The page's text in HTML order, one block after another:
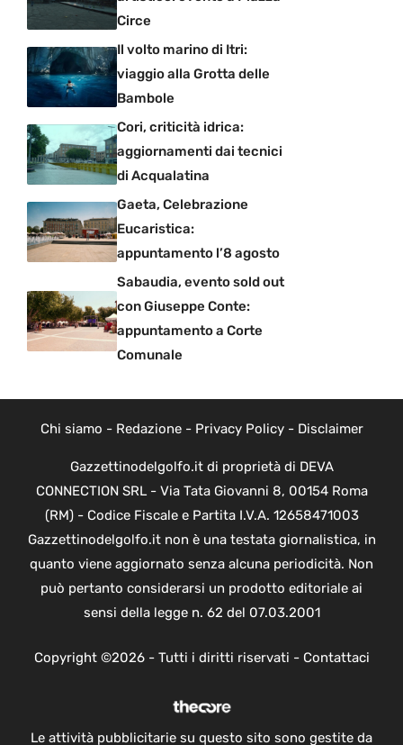
Circe
Il volto marino di Itri:
viaggio alla Grotta delle
Bambole
Cori, criticità idrica:
aggiornamenti dai tecnici
di Acqualatina
Gaeta, Celebrazione
Eucaristica:
appuntamento l’8 agosto
Sabaudia, evento sold out
con Giuseppe Conte:
appuntamento a Corte
Comunale
Chi siamo - Redazione- Privacy Policy- Disclaimer
Gazzettinodelgolfo.it di proprietà di DEVA
CONNECTION SRL - Via Tata Giovanni 8, 00154 Roma
(RM) - Codice Fiscale e Partita I.V.A. 12658471003
Gazzettinodelgolfo.it non è una testata giornalistica, in
quanto viene aggiornato senza alcuna periodicità. Non
può pertanto considerarsi un prodotto editoriale ai
sensi della legge n. 62 del 07.03.2001
Copyright ©2026 - Tutti i diritti riservati - Contattaci
Le attività pubblicitarie su questo sito sono gestite da